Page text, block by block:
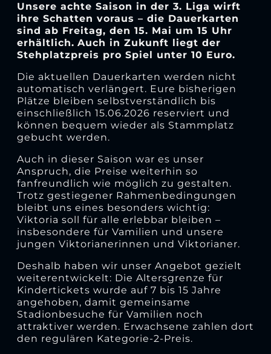
Unsere achte Saison in der 3. Liga wirft
ihre Schatten voraus – die Dauerkarten
sind ab Freitag, den 15. Mai um 15 Uhr
erhältlich. Auch in Zukunft liegt der
Stehplatzpreis pro Spiel unter 10 Euro.
Die aktuellen Dauerkarten werden nicht
automatisch verlängert. Eure bisherigen
Plätze bleiben selbstverständlich bis
einschließlich 15.06.2026 reserviert und
können bequem wieder als Stammplatz
gebucht werden.
Auch in dieser Saison war es unser
Anspruch, die Preise weiterhin so
fanfreundlich wie möglich zu gestalten.
Trotz gestiegener Rahmenbedingungen
bleibt uns eines besonders wichtig:
Viktoria soll für alle erlebbar bleiben –
insbesondere für Vamilien und unsere
jungen Viktorianerinnen und Viktorianer.
Deshalb haben wir unser Angebot gezielt
weiterentwickelt: Die Altersgrenze für
Kindertickets wurde auf 7 bis 15 Jahre
angehoben, damit gemeinsame
Stadionbesuche für Vamilien noch
attraktiver werden. Erwachsene zahlen dort
den regulären Kategorie-2-Preis.